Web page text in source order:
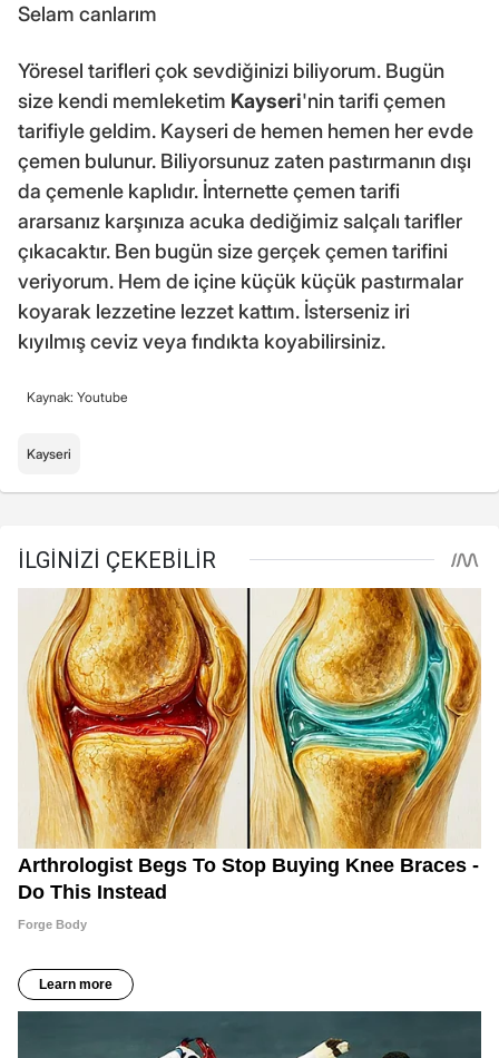
Selam canlarım
Yöresel tarifleri çok sevdiğinizi biliyorum. Bugün
size kendi memleketim Kayseri'nin tarifi çemen
tarifiyle geldim. Kayseri de hemen hemen her evde
çemen bulunur. Biliyorsunuz zaten pastırmanın dışı
da çemenle kaplıdır. İnternette çemen tarifi
ararsanız karşınıza acuka dediğimiz salçalı tarifler
çıkacaktır. Ben bugün size gerçek çemen tarifini
veriyorum. Hem de içine küçük küçük pastırmalar
koyarak lezzetine lezzet kattım. İsterseniz iri
kıyılmış ceviz veya fındıkta koyabilirsiniz.
Kaynak: Youtube
Kayseri